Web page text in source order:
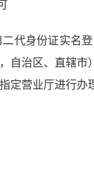
代身份证实名
自治区、直辖市
定营业厅进行办